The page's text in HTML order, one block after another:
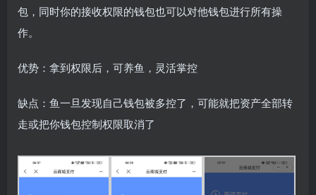
包，同时你的接收权限的钱包也可以对他钱包进行所有操
作。
优势：拿到权限后，可养鱼，灵活掌控
缺点：鱼一旦发现自己钱包被多控了，可能就把资产全部转
走或把你钱包控制权限取消了